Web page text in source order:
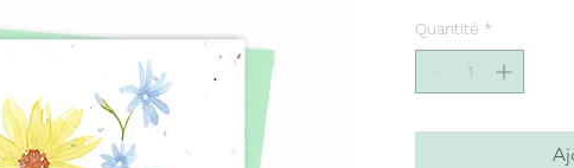
Quantité *